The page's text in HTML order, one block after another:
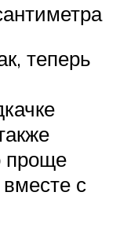
теперь
проще
с